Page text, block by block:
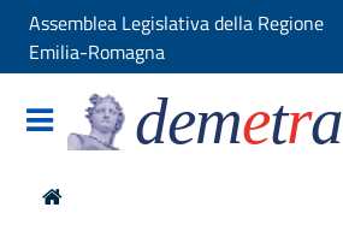
Assemblea Legislativa della Regione
Emilia-Romagna
demetra